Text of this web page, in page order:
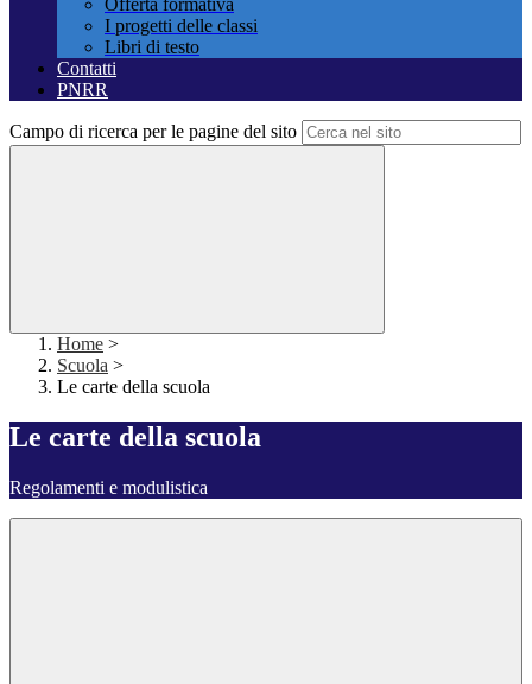
Offerta formativa
I progetti delle classi
Libri di testo
Contatti
PNRR
Campo di ricerca per le pagine del sito
Home >
Scuola >
Le carte della scuola
Le carte della scuola
Regolamenti e modulistica